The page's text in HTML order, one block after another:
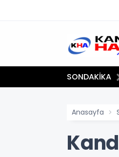
SONDAKİKA
Anasayfa